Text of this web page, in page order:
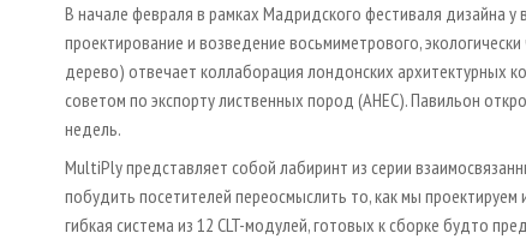
В начале февраля в рамках Мадридского фестиваля дизайна у
проектирование и возведение восьмиметрового,
дерево) отвечает коллаборация лондонских архитектурных
советом по экспорту лиственных пород (AHEC). Павильон
недель.
MultiPly представляет собой лабиринт из серии
побудить посетителей переосмыслить то, как мы
гибкая система из 12 CLT-модулей, готовых к сборке будто